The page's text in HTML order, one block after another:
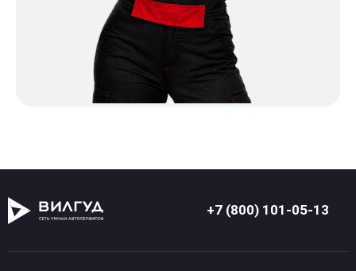
+7 (800) 101-05-13